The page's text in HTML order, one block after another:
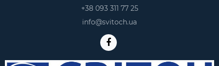
+38 093 311 77 25
info@svitoch.ua